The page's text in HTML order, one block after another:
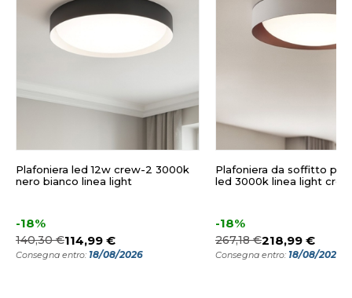
Plafoniera led 12w crew-2 3000k
nero bianco linea light
-18%
140,30 €114,99 €
Consegna entro: 18/08/2026
Plafoniera da soffitto per
led 3000k linea light
-18%
267,18 €218,99 €
Consegna entro: 18/08/2026